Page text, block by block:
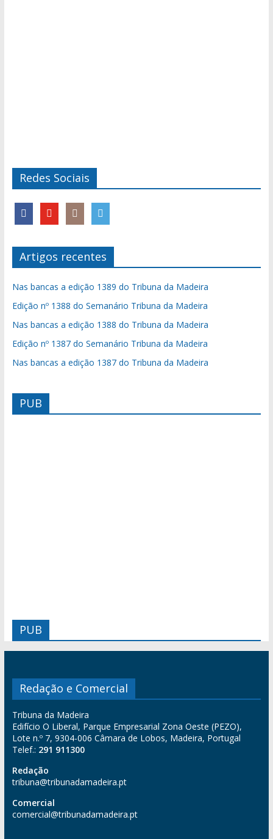
Redes Sociais
Artigos recentes
Nas bancas a edição 1389 do Tribuna da Madeira
Edição nº 1388 do Semanário Tribuna da Madeira
Nas bancas a edição 1388 do Tribuna da Madeira
Edição nº 1387 do Semanário Tribuna da Madeira
Nas bancas a edição 1387 do Tribuna da Madeira
PUB
PUB
Redação e Comercial
Tribuna da Madeira
Edifício O Liberal, Parque Empresarial Zona Oeste (PEZO),
Lote n.º 7, 9304-006 Câmara de Lobos, Madeira, Portugal
Telef.: 291 911300
Redação
tribuna@tribunadamadeira.pt
Comercial
comercial@tribunadamadeira.pt